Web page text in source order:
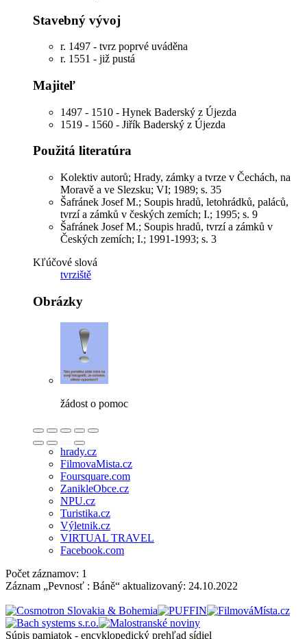
Stavebný vývoj
r. 1497 - tvrz poprvé uváděna
r. 1551 - již pustá
Majiteľ
1497 - 1510 - Hynek Baderský z Újezda
1519 - 1560 - Jiřík Baderský z Újezda
Použitá literatúra
Kolektiv autorů; Hrady, zámky a tvrze v Čechách, na
Moravě a ve Slezsku; VI; 1989; s. 35
Šafránek Josef M.; Soupis hradů, letohrádků, paláců,
tvrzí a zámků v českých zemích; I.; 1995; s. 9
Šafránek Josef M.; Soupis hradů, tvrzí a zámků v
Českých zemích; I.; 1991-1993; s. 3
Kľúčové slová
tvrziště
Obrázky
žádost o pomoc
hrady.cz
FilmovaMista.cz
Foursquare.com
ZanikleObce.cz
NPU.cz
Turistika.cz
Výletnik.cz
VIRTUAL TRAVEL
Facebook.com
Počet záznamov: 1
Záznam „Pevnosť : Báně“ aktualizovaný: 24.10.2022
Súpis pamiatok - encyklopedický prehľad sídiel